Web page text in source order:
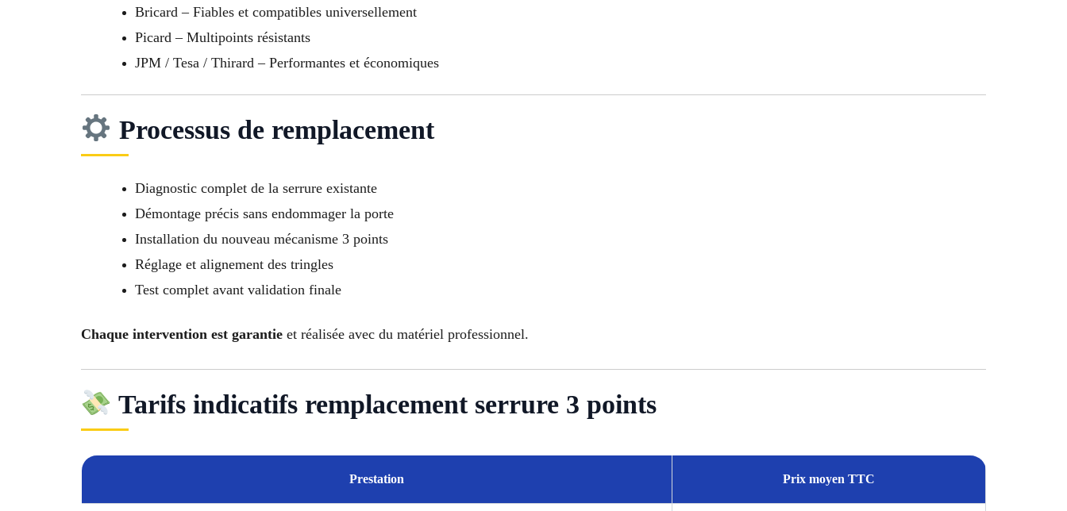
Bricard – Fiables et compatibles universellement
Picard – Multipoints résistants
JPM / Tesa / Thirard – Performantes et économiques
Processus de remplacement
Diagnostic complet de la serrure existante
Démontage précis sans endommager la porte
Installation du nouveau mécanisme 3 points
Réglage et alignement des tringles
Test complet avant validation finale
Chaque intervention est garantie et réalisée avec du matériel professionnel.
Tarifs indicatifs remplacement serrure 3 points
Prestation Prix moyen TTC